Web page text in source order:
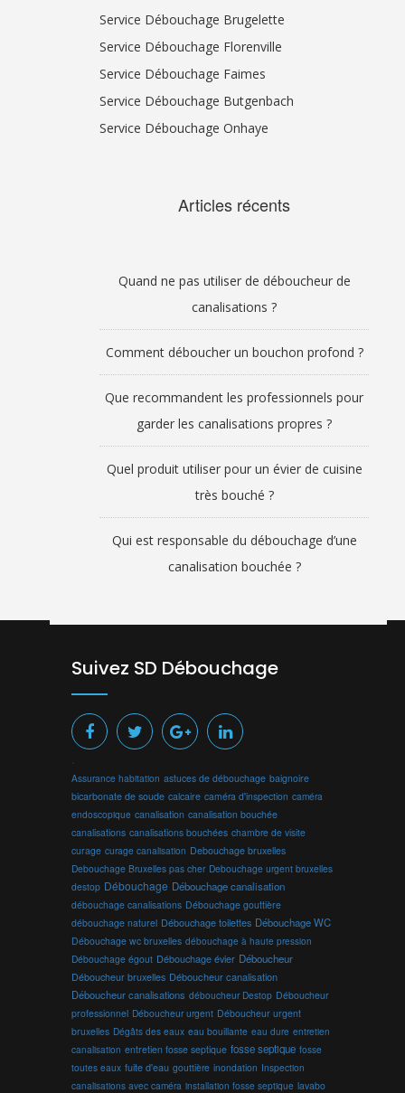
Service Débouchage Brugelette
Service Débouchage Florenville
Service Débouchage Faimes
Service Débouchage Butgenbach
Service Débouchage Onhaye
Articles récents
Quand ne pas utiliser de déboucheur de
canalisations ?
Comment déboucher un bouchon profond ?
Que recommandent les professionnels pour
garder les canalisations propres ?
Quel produit utiliser pour un évier de cuisine
très bouché ?
Qui est responsable du débouchage d’une
canalisation bouchée ?
Suivez SD Débouchage
Assurance habitation astuces de débouchage baignoire
bicarbonate de soude calcaire caméra d'inspection caméra
endoscopique canalisation canalisation bouchée
canalisations canalisations bouchées chambre de visite
curage curage canalisation Debouchage bruxelles
Debouchage Bruxelles pas cher Debouchage urgent bruxelles
destop Débouchage Débouchage canalisation
débouchage canalisations Débouchage gouttière
débouchage naturel Débouchage toilettes Débouchage WC
Débouchage wc bruxelles débouchage à haute pression
Débouchage égout Débouchage évier Déboucheur
Déboucheur bruxelles Déboucheur canalisation
Déboucheur canalisations déboucheur Destop Déboucheur
professionnel Déboucheur urgent Déboucheur urgent
bruxelles Dégâts des eaux eau bouillante eau dure entretien
canalisation entretien fosse septique fosse septique fosse
toutes eaux fuite d'eau gouttière inondation Inspection
canalisations avec caméra installation fosse septique lavabo